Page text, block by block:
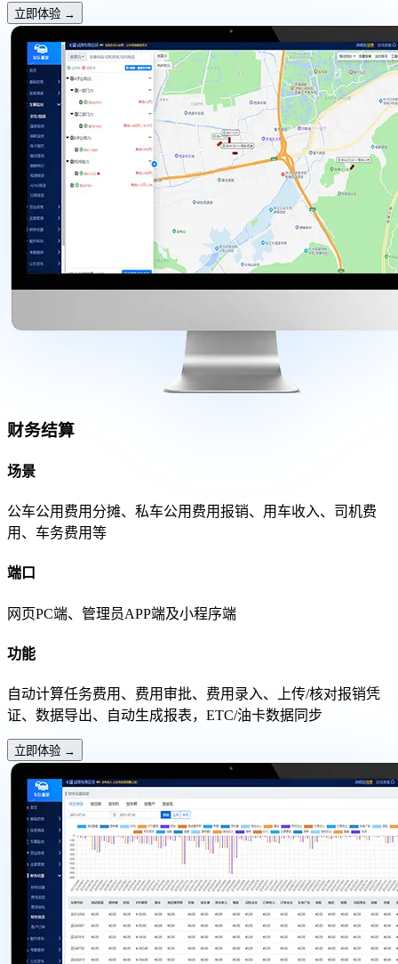
立即体验 →
财务结算
场景
公车公用费用分摊、私车公用费用报销、用车收入、司机费
用、车务费用等
端口
网页PC端、管理员APP端及小程序端
功能
自动计算任务费用、费用审批、费用录入、上传/核对报销凭
证、数据导出、自动生成报表，ETC/油卡数据同步
立即体验 →